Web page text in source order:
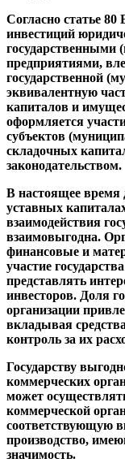
Согласно статье
инвестиций
предприятиями,
государственной
эквивалентную
капиталов и
оформляется
субъектов
складочных
законодательством.
В настоящее время
уставных
взаимодействия
взаимовыгодна.
финансовые и
участие
представлять
инвесторов. Доля
организации
вкладывая
контроль за их
Государству
коммерческих
может
коммерческой
соответствующую
производство,
значимость.